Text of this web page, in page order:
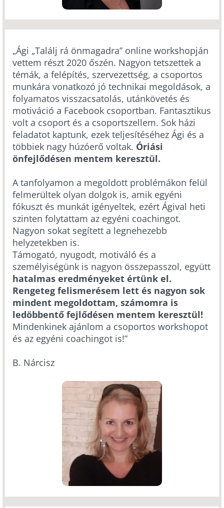
„Ági „Találj rá önmagadra” online workshopján
vettem részt 2020 őszén. Nagyon tetszettek a
témák, a felépítés, szervezettség, a csoportos
munkára vonatkozó jó technikai megoldások, a
folyamatos visszacsatolás, utánkövetés és
motiváció a Facebook csoportban. Fantasztikus
volt a csoport és a csoportszellem. Sok házi
feladatot kaptunk, ezek teljesítéséhez Ági és a
többiek nagy húzóerő voltak. Óriási
önfejlődésen mentem keresztül.
A tanfolyamon a megoldott problémákon felül
felmerültek olyan dolgok is, amik egyéni
fókuszt és munkát igényeltek, ezért Ágival heti
szinten folytattam az egyéni coachingot.
Nagyon sokat segített a legnehezebb
helyzetekben is.
Támogató, nyugodt, motiváló és a
személyiségünk is nagyon összepasszol, együtt
hatalmas eredményeket értünk el.
Rengeteg felismerésem lett és nagyon sok
mindent megoldottam, számomra is
ledöbbentő fejlődésen mentem keresztül!
Mindenkinek ajánlom a csoportos workshopot
és az egyéni coachingot is!”
B. Nárcisz